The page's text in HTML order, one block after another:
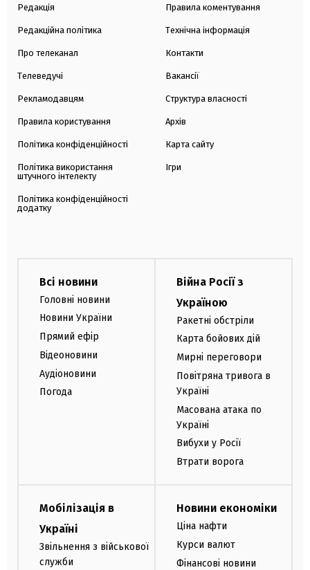
Редакція
Редакційна політика
Про телеканал
Телеведучі
Рекламодавцям
Правила користування
Політика конфіденційності
Політика використання
штучного інтелекту
Політика конфіденційності
додатку
Правила коментування
Технічна інформація
Контакти
Вакансії
Структура власності
Архів
Карта сайту
Ігри
Всі новини
Головні новини
Новини України
Прямий ефір
Відеоновини
Аудіоновини
Погода
Війна Росії з
Україною
Ракетні обстріли
Карта бойових дій
Мирні переговори
Повітряна тривога в
Україні
Масована атака по
Україні
Вибухи у Росії
Втрати ворога
Мобілізація в
Україні
Звільнення з військової
служби
Новини економіки
Ціна нафти
Курси валют
Фінансові новини